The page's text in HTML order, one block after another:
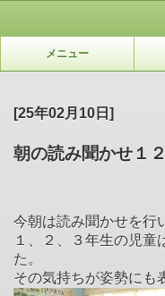
メニュー
[25年02月10日]
朝の読み聞かせ１
今朝は読み聞かせを行
１、２、３年生の児童
た。
その気持ちが姿勢にも